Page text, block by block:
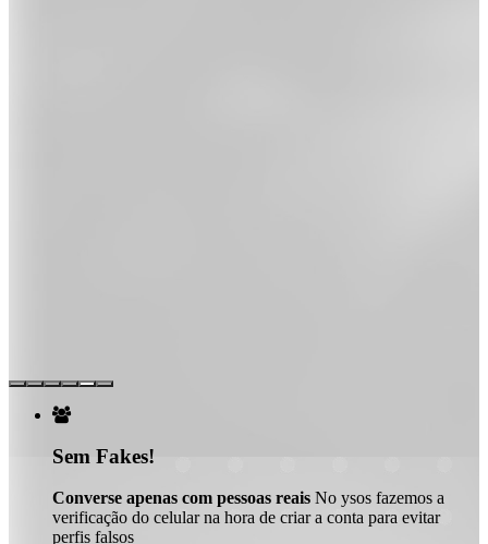

Sem Fakes!
Converse apenas com pessoas reais No ysos fazemos a
verificação do celular na hora de criar a conta para evitar
perfis falsos